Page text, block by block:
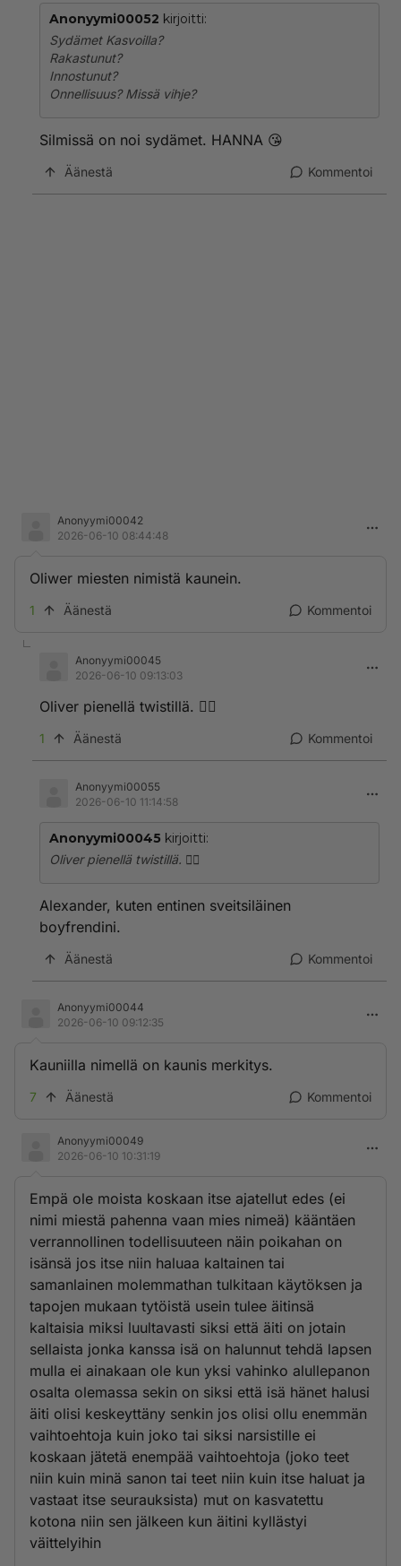
Anonyymi00052 kirjoitti:
Sydämet Kasvoilla?
Rakastunut?
Innostunut?
Onnellisuus? Missä vihje?
Silmissä on noi sydämet. HANNA 😘
Äänestä Kommentoi
Anonyymi00042
2026-06-10 08:44:48
Oliwer miesten nimistä kaunein.
1 Äänestä Kommentoi
Anonyymi00045
2026-06-10 09:13:03
Oliver pienellä twistillä. 👍🏻
1 Äänestä Kommentoi
Anonyymi00055
2026-06-10 11:14:58
Anonyymi00045 kirjoitti:
Oliver pienellä twistillä. 👍🏻
Alexander, kuten entinen sveitsiläinen
boyfrendini.
Äänestä Kommentoi
Anonyymi00044
2026-06-10 09:12:35
Kauniilla nimellä on kaunis merkitys.
7 Äänestä Kommentoi
Anonyymi00049
2026-06-10 10:31:19
Empä ole moista koskaan itse ajatellut edes (ei
nimi miestä pahenna vaan mies nimeä) kääntäen
verrannollinen todellisuuteen näin poikahan on
isänsä jos itse niin haluaa kaltainen tai
samanlainen molemmathan tulkitaan käytöksen ja
tapojen mukaan tytöistä usein tulee äitinsä
kaltaisia miksi luultavasti siksi että äiti on jotain
sellaista jonka kanssa isä on halunnut tehdä lapsen
mulla ei ainakaan ole kun yksi vahinko alullepanon
osalta olemassa sekin on siksi että isä hänet halusi
äiti olisi keskeyttäny senkin jos olisi ollu enemmän
vaihtoehtoja kuin joko tai siksi narsistille ei
koskaan jätetä enempää vaihtoehtoja (joko teet
niin kuin minä sanon tai teet niin kuin itse haluat ja
vastaat itse seurauksista) mut on kasvatettu
kotona niin sen jälkeen kun äitini kyllästyi
väittelyihin